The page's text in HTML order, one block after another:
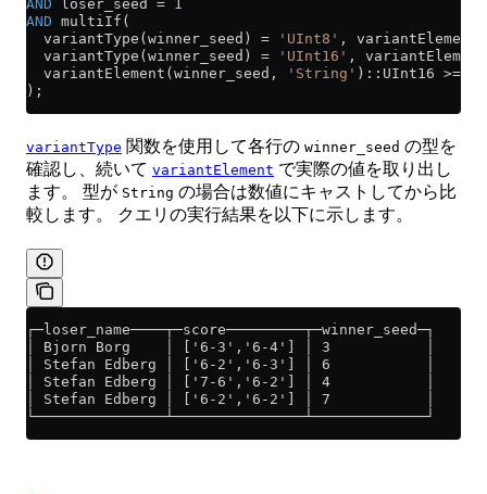
AND loser_seed =
AND multiIf(
  variantType(winner_seed)
= 'UInt8' ,
  variantType(winner_seed)
= 'UInt16' ,
  variantElement(winner_seed,
'String' )::UInt16 >=
);
variantType 関数を使用して各行の winner_seed の型を
確認し、続いて variantElement で実際の値を取り出し
ます。 型が String の場合は数値にキャストしてから比
較します。 クエリの実行結果を以下に示します。
┌─loser_name────┬─score─────────┬─winner_seed─┐
│ Bjorn Borg    │ ['6-3','6-4'] │ 3           │
│ Stefan Edberg │ ['6-2','6-3'] │ 6           │
│ Stefan Edberg │ ['7-6','6-2'] │ 4           │
│ Stefan Edberg │ ['6-2','6-2'] │ 7           │
└───────────────┴───────────────┴─────────────┘